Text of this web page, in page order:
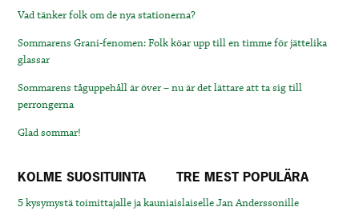
Vad tänker folk om de nya stationerna?
Sommarens Grani-fenomen: Folk köar upp till en timme för jättelika
glassar
Sommarens tåguppehåll är över – nu är det lättare att ta sig till
perrongerna
Glad sommar!
KOLME SUOSITUINTA TRE MEST POPULÄRA
5 kysymystä toimittajalle ja kauniaislaiselle Jan Anderssonille